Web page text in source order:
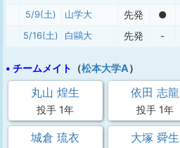
5/9(土) 山学大 先発 ●
5/16(土) 白鷗大 先発 -
• チームメイト （松本大学A）
丸山 煌生
投手 1年
依田 志龍
投手 1年
城倉 琉衣 大塚 舜生